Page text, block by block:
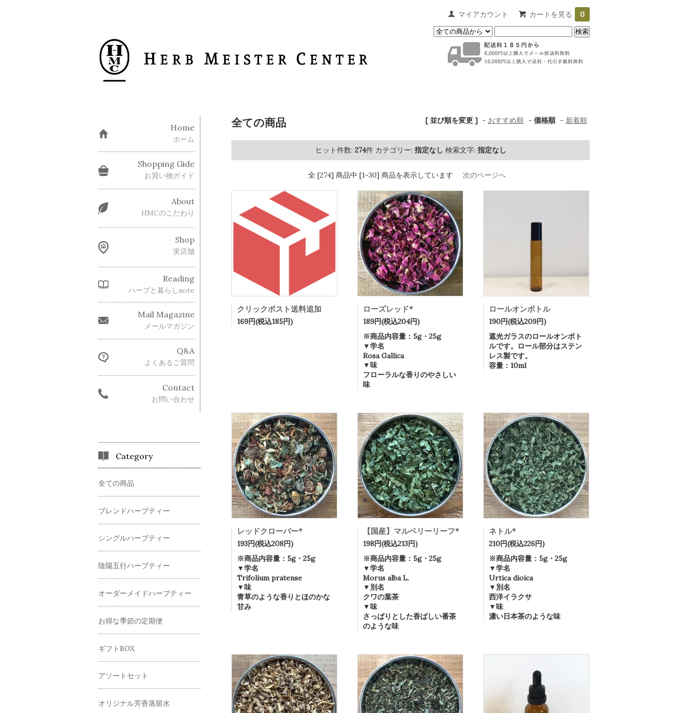
マイアカウント カートを見る 0
[ 並び順を変更 ] - おすすめ順 - 価格順 - 新着順
全ての商品
ヒット件数: 274件 カテゴリー: 指定なし 検索文字: 指定なし
全 [274] 商品中 [1-30] 商品を表示しています 次のページへ
クリックポスト送料追加
169円(税込185円)
ローズレッド*
189円(税込204円)
※商品内容量：5g・25g
▼学名
Rosa Gallica
▼味
フローラルな香りのやさしい
味
ロールオンボトル
190円(税込209円)
遮光ガラスのロールオンボト
ルです。ロール部分はステン
レス製です。
容量：10ml
レッドクローバー*
193円(税込208円)
※商品内容量：5g・25g
▼学名
Trifolium pratense
▼味
青草のような香りとほのかな
甘み
【国産】マルベリーリーフ*
198円(税込213円)
※商品内容量：5g・25g
▼学名
Morus alba L.
▼別名
クワの葉茶
▼味
さっぱりとした香ばしい番茶
のような味
ネトル*
210円(税込226円)
※商品内容量：5g・25g
▼学名
Urtica dioica
▼別名
西洋イラクサ
▼味
濃い日本茶のような味
Home
ホーム
Shopping Gide
お買い物ガイド
About
HMCのこだわり
Shop
実店舗
Reading
ハーブと暮らしnote
Mail Magazine
メールマガジン
Q&A
よくあるご質問
Contact
お問い合わせ
Category
全ての商品
ブレンドハーブティー
シングルハーブティー
陰陽五行ハーブティー
オーダーメイドハーブティー
お得な季節の定期便
ギフトBOX
アソートセット
オリジナル芳香蒸留水